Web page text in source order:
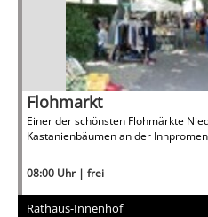
Flohmarkt
Einer der schönsten Flohmärkte
Kastanienbäumen an der
08:00 Uhr | frei
Rathaus-Innenhof